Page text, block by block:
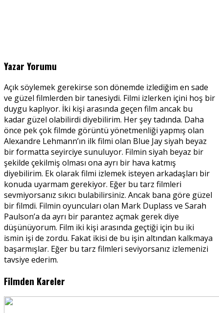
Yazar Yorumu
Açık söylemek gerekirse son dönemde izlediğim en sade
ve güzel filmlerden bir tanesiydi. Filmi izlerken içini hoş bir
duygu kaplıyor. İki kişi arasında geçen film ancak bu
kadar güzel olabilirdi diyebilirim. Her şey tadında. Daha
önce pek çok filmde görüntü yönetmenliği yapmış olan
Alexandre Lehmann’ın ilk filmi olan Blue Jay siyah beyaz
bir formatta seyirciye sunuluyor. Filmin siyah beyaz bir
şekilde çekilmiş olması ona ayrı bir hava katmış
diyebilirim. Ek olarak filmi izlemek isteyen arkadaşları bir
konuda uyarmam gerekiyor. Eğer bu tarz filmleri
sevmiyorsanız sıkıcı bulabilirsiniz. Ancak bana göre güzel
bir filmdi. Filmin oyuncuları olan Mark Duplass ve Sarah
Paulson’a da ayrı bir parantez açmak gerek diye
düşünüyorum. Film iki kişi arasında geçtiği için bu iki
ismin işi de zordu. Fakat ikisi de bu işin altından kalkmaya
başarmışlar. Eğer bu tarz filmleri seviyorsanız izlemenizi
tavsiye ederim.
Filmden Kareler